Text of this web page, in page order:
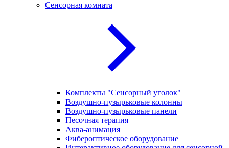
Сенсорная комната
Комплекты "Сенсорный уголок"
Воздушно-пузырьковые колонны
Воздушно-пузырьковые панели
Песочная терапия
Аква-анимация
Фибероптическое оборудование